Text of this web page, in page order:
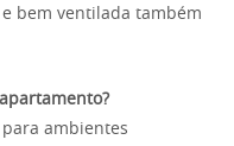
bem ventilada também
ambientes